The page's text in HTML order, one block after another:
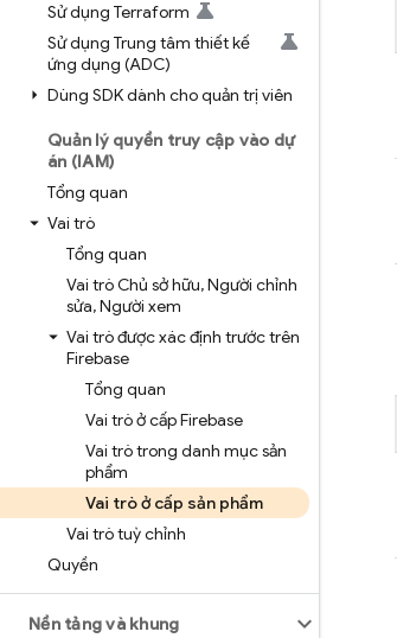
Sử dụng Terraform
Sử dụng Trung tâm thiết kế
ứng dụng (ADC)
Dùng SDK dành cho quản trị viên
Quản lý quyền truy cập vào dự
án (IAM)
Tổng quan
Vai trò
Tổng quan
Vai trò Chủ sở hữu,Người chỉnh
sửa,Người xem
Vai trò được xác định trước trên
Firebase
Tổng quan
Vai trò ở cấp Firebase
Vai trò trong danh mục sản
phẩm
Vai trò ở cấp sản phẩm
Vai trò tuỳ chỉnh
Quyền
Nền tảng và khung